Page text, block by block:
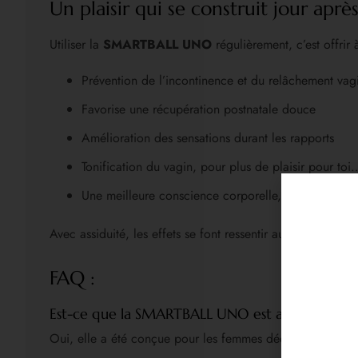
Un plaisir qui se construit jour
Utiliser la SMARTBALL UNO régulièrement, c’est
Prévention de l’incontinence et du relâchement
Favorise une récupération postnatale douce
Amélioration des sensations durant les rapports
Tonification du vagin, pour plus de plaisir pour
Une meilleure conscience corporelle, source de
Avec assiduité, les effets se font ressentir aussi bien
FAQ :
Est-ce que la SMARTBALL UNO est adaptée
Oui, elle a été conçue pour les femmes découvrant